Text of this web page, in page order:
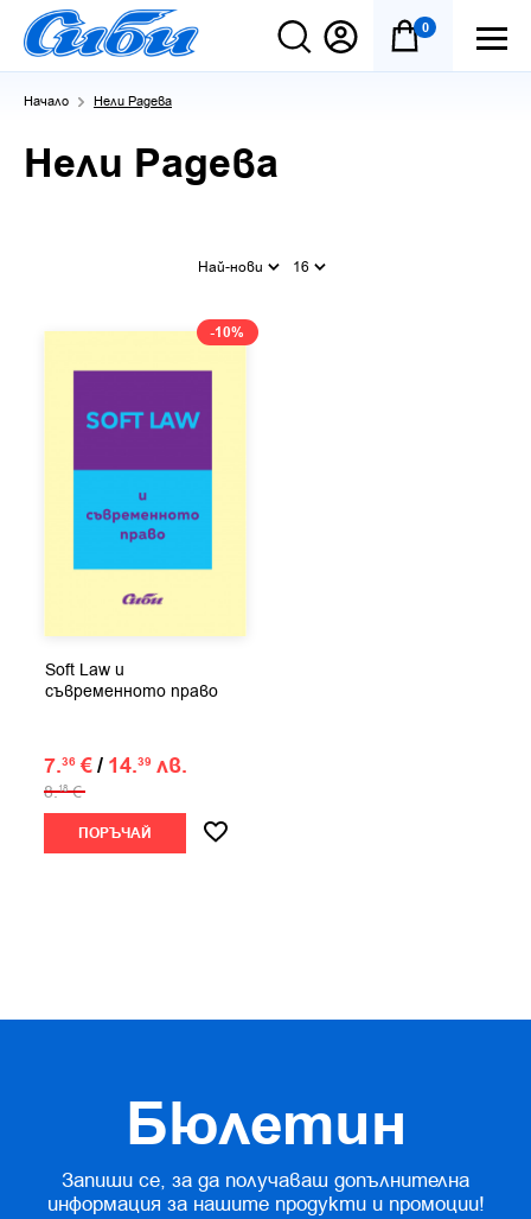
0
Начало Нели Радева
Нели Радева
Най-нови 16
-10%
Soft Law и
съвременното право
7.36 €/ 14.39 лв.
8.18 €
ПОРЪЧАЙ
Бюлетин
Запиши се, за да получаваш допълнителна
информация за нашите продукти и промоции!